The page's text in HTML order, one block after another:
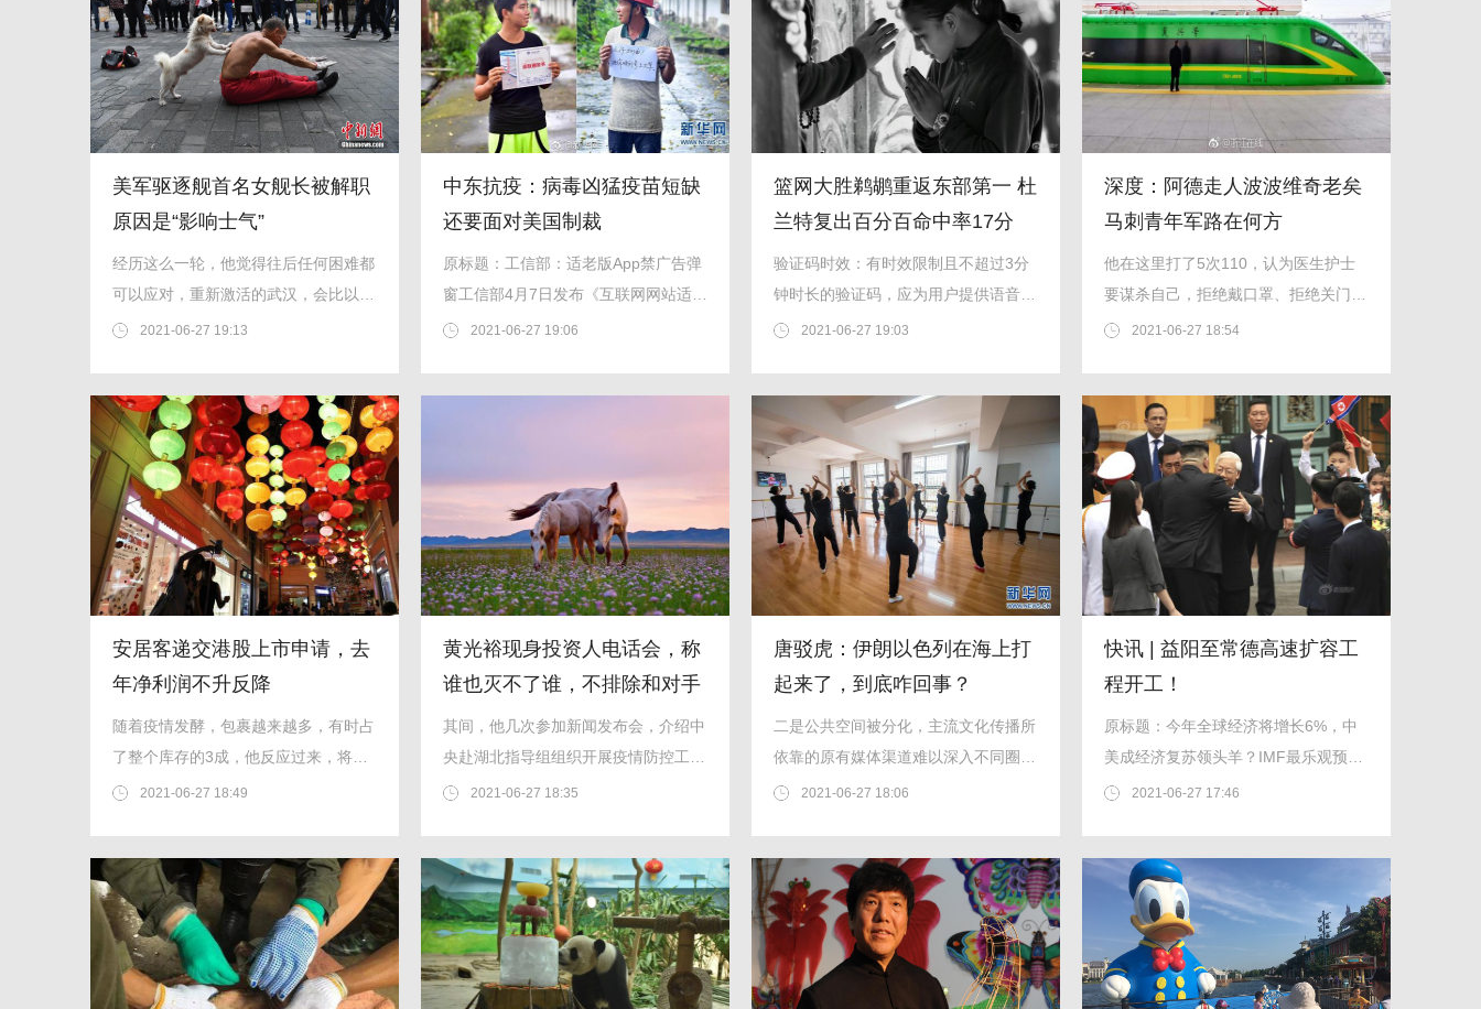
美军驱逐舰首名女舰长被解职
原因是“影响士气”
经历这么一轮，他觉得往后任何困难都
可以应对，重新激活的武汉，会比以前
更好。...2021-06-27 19:13
中东抗疫：病毒凶猛疫苗短缺
还要面对美国制裁
原标题：工信部：适老版App禁广告弹
窗工信部4月7日发布《互联网网站适老
化通用设计规范》和《移动互联网应用
2021-06-27 19:06
篮网大胜鹈鹕重返东部第一 杜
兰特复出百分百命中率17分
验证码时效：有时效限制且不超过3分
钟时长的验证码，应为用户提供语音告
知时效的服务，并提供延长时效设
2021-06-27 19:03
深度：阿德走人波波维奇老矣
马刺青年军路在何方
他在这里打了5次110，认为医生护士
要谋杀自己，拒绝戴口罩、拒绝关门、
拒绝配合诊疗、甚至动手打人，还曾脱
然后失去知觉，唯一记得的只有...
2021-06-27 18:54
安居客递交港股上市申请，去
年净利润不升反降
随着疫情发酵，包裹越来越多，有时占
了整个库存的3成，他反应过来，将这
些爱心包裹作为重点货物，每天优先配
2021-06-27 18:49
黄光裕现身投资人电话会，称
谁也灭不了谁，不排除和对手
合作
其间，他几次参加新闻发布会，介绍中
央赴湖北指导组组织开展疫情防控工作
情况。...2021-06-27 18:35
唐驳虎：伊朗以色列在海上打
起来了，到底咋回事？
二是公共空间被分化，主流文化传播所
依靠的原有媒体渠道难以深入不同圈
层。...2021-06-27 18:06
快讯 | 益阳至常德高速扩容工
程开工！
原标题：今年全球经济将增长6%，中
美成经济复苏领头羊？IMF最乐观预测
引复杂解读[环球时报驻印度特派记者
自新冠肺炎疫情暴发以来该机...
2021-06-27 17:46